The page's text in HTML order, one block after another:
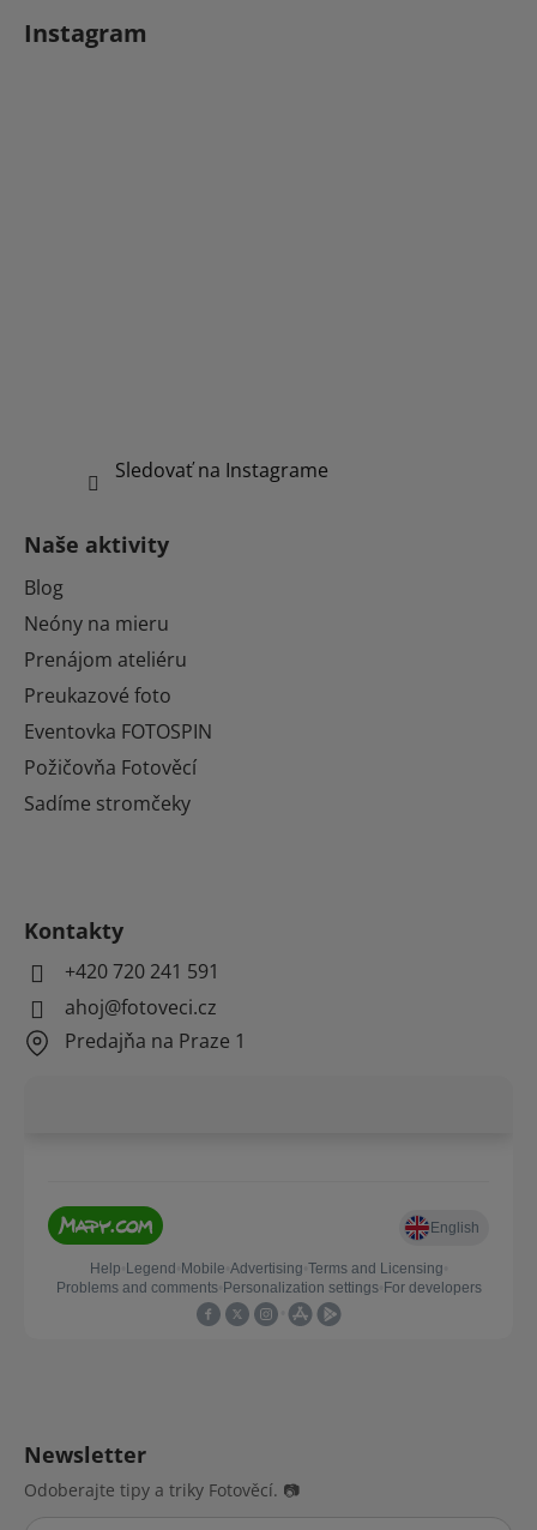
Instagram
Sledovať na Instagrame
Naše aktivity
Blog
Neóny na mieru
Prenájom ateliéru
Preukazové foto
Eventovka FOTOSPIN
Požičovňa Fotověcí
Sadíme stromčeky
Kontakty
+420 720 241 591
ahoj@fotoveci.cz
Predajňa na Praze 1
Newsletter
Odoberajte tipy a triky Fotověcí. 📷